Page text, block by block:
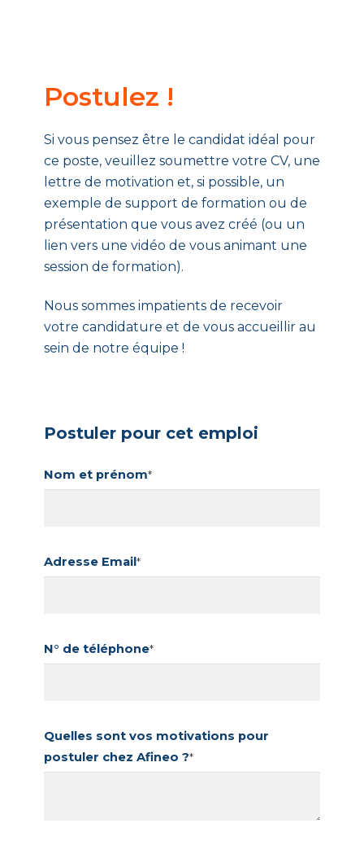
Postulez !
Si vous pensez être le candidat idéal pour
ce poste, veuillez soumettre votre CV, une
lettre de motivation et, si possible, un
exemple de support de formation ou de
présentation que vous avez créé (ou un
lien vers une vidéo de vous animant une
session de formation).
Nous sommes impatients de recevoir
votre candidature et de vous accueillir au
sein de notre équipe !
Postuler pour cet emploi
Nom et prénom*
Adresse Email*
N° de téléphone*
Quelles sont vos motivations pour
postuler chez Afineo ?*